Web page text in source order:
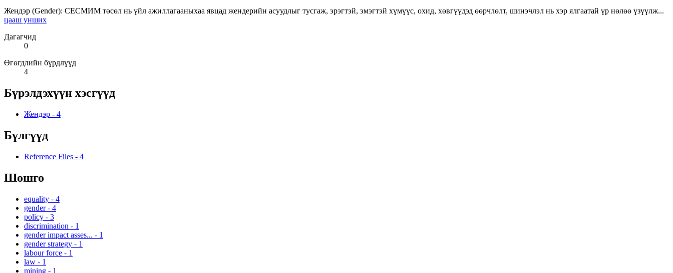
Жендэр (Gender): СЕСМИМ төсөл нь үйл ажиллагааныхаа явцад жендерийн асуудлыг тусгаж, эрэгтэй, эмэгтэй хүмүүс, охид, хөвгүүдэд өөрчлөлт, шинэчлэл нь хэр ялгаатай үр нөлөө үзүүлж...
цааш унших
Дагагчид
0
Өгөгдлийн бүрдлүүд
4
Бүрэлдэхүүн хэсгүүд
Жендэр - 4
Бүлгүүд
Reference Files - 4
Шошго
equality - 4
gender - 4
policy - 3
discrimination - 1
gender impact asses... - 1
gender strategy - 1
labour force - 1
law - 1
mining - 1